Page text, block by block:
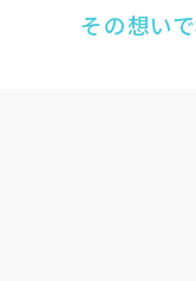
その想い